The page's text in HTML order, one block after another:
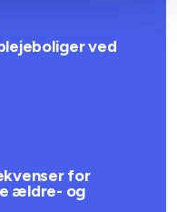
ved
for
ældre- og